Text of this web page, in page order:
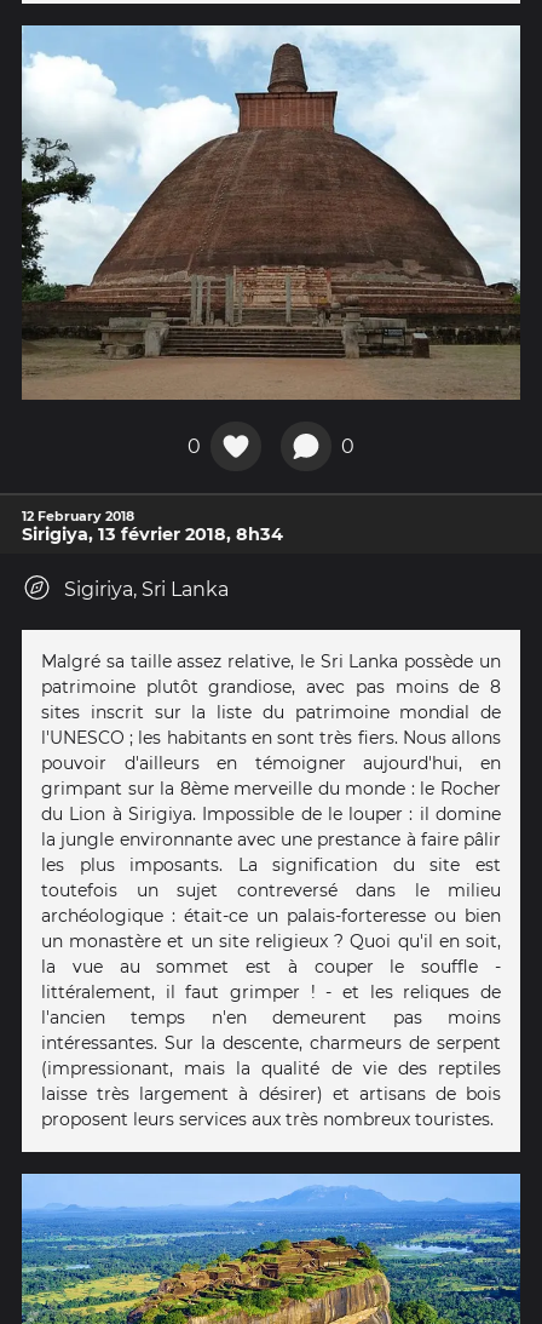
0 0
12 February 2018
Sirigiya, 13 février 2018, 8h34
Sigiriya, Sri Lanka
Malgré sa taille assez relative, le Sri Lanka possède un
patrimoine plutôt grandiose, avec pas moins de 8
sites inscrit sur la liste du patrimoine mondial de
l'UNESCO ; les habitants en sont très fiers. Nous allons
pouvoir d'ailleurs en témoigner aujourd'hui, en
grimpant sur la 8ème merveille du monde : le Rocher
du Lion à Sirigiya. Impossible de le louper : il domine
la jungle environnante avec une prestance à faire pâlir
les plus imposants. La signification du site est
toutefois un sujet contreversé dans le milieu
archéologique : était-ce un palais-forteresse ou bien
un monastère et un site religieux ? Quoi qu'il en soit,
la vue au sommet est à couper le souffle -
littéralement, il faut grimper ! - et les reliques de
l'ancien temps n'en demeurent pas moins
intéressantes. Sur la descente, charmeurs de serpent
(impressionant, mais la qualité de vie des reptiles
laisse très largement à désirer) et artisans de bois
proposent leurs services aux très nombreux touristes.